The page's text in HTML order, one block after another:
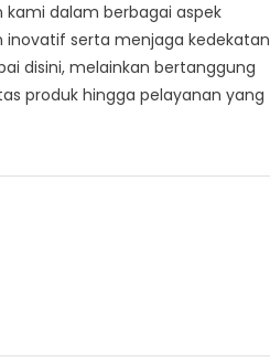
kami dalam berbagai aspek
inovatif serta menjaga kedekatan
disini, melainkan bertanggung
produk hingga pelayanan yang